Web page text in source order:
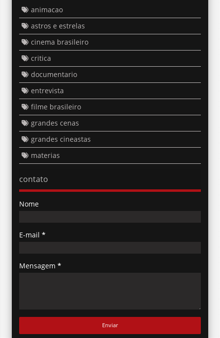
animacao
astros e estrelas
cinema brasileiro
critica
documentario
entrevista
filme brasileiro
grandes cenas
grandes cineastas
materias
contato
Nome
E-mail *
Mensagem *